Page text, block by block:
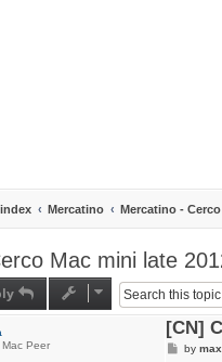
Mercatino Mercatino - Cerco
Mac mini late
Peer
[CN]
Pby